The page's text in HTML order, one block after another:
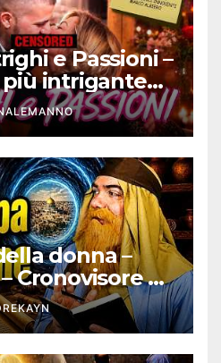
e Passioni –
più intrigante
295
donna –
Cronovisore e